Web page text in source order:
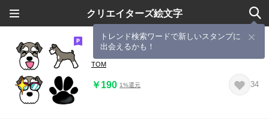
クリエイターズ絵文字
トレンド検索ワードで新しいスタンプに
出会えるかも！
ミニチュアシュナウザーのニック
TOM
￥190 1%還元 34